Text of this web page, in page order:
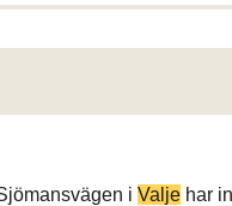
i Valje har